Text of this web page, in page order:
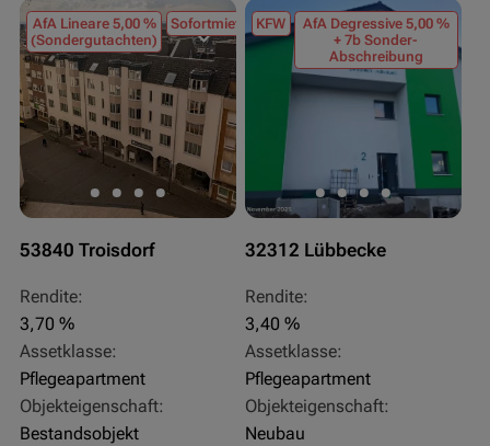
AfA Lineare 5,00 %
(Sondergutachten)
Sofortmiete
53840 Troisdorf
Rendite:
3,70 %
Assetklasse:
Pflegeapartment
Objekteigenschaft:
Bestandsobjekt
KFW
AfA Degressive 5,00 %
+ 7b Sonder-
Abschreibung
32312 Lübbecke
Rendite:
3,40 %
Assetklasse:
Pflegeapartment
Objekteigenschaft:
Neubau